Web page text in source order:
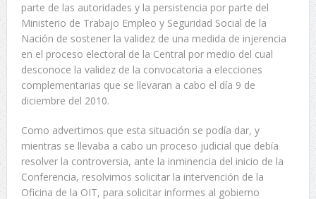
parte de las autoridades y la persistencia por parte del
Ministerio de Trabajo Empleo y Seguridad Social de la
Nación de sostener la validez de una medida de injerencia
en el proceso electoral de la Central por medio del cual
desconoce la validez de la convocatoria a elecciones
complementarias que se llevaran a cabo el día 9 de
diciembre del 2010.
Como advertimos que esta situación se podía dar, y
mientras se llevaba a cabo un proceso judicial que debía
resolver la controversia, ante la inminencia del inicio de la
Conferencia, resolvimos solicitar la intervención de la
Oficina de la OIT, para solicitar informes al gobierno